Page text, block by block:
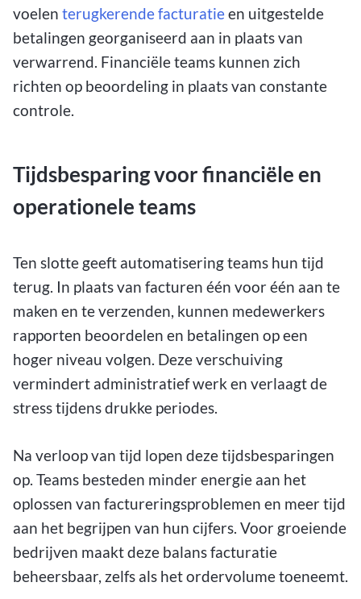
voelen terugkerende facturatieen uitgestelde
betalingen georganiseerd aan in plaats van
verwarrend. Financiële teams kunnen zich
richten op beoordeling in plaats van constante
controle.
Tijdsbesparing voor financiële en
operationele teams
Ten slotte geeft automatisering teams hun tijd
terug. In plaats van facturen één voor één aan te
maken en te verzenden, kunnen medewerkers
rapporten beoordelen en betalingen op een
hoger niveau volgen. Deze verschuiving
vermindert administratief werk en verlaagt de
stress tijdens drukke periodes.
Na verloop van tijd lopen deze tijdsbesparingen
op. Teams besteden minder energie aan het
oplossen van factureringsproblemen en meer tijd
aan het begrijpen van hun cijfers. Voor groeiende
bedrijven maakt deze balans facturatie
beheersbaar, zelfs als het ordervolume toeneemt.